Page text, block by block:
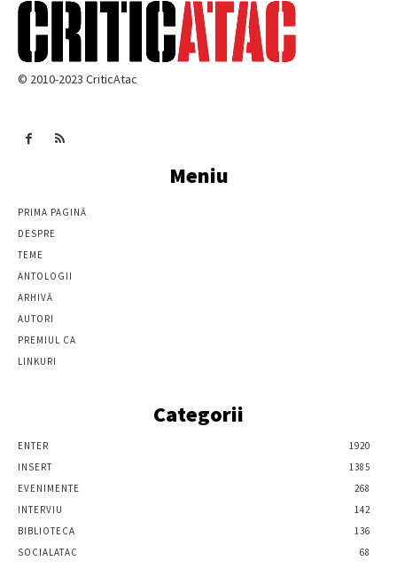
© 2010-2023 CriticAtac
Meniu
PRIMA PAGINĂ
DESPRE
TEME
ANTOLOGII
ARHIVĂ
AUTORI
PREMIUL CA
LINKURI
Categorii
ENTER
1920
INSERT
1385
EVENIMENTE
268
INTERVIU
142
BIBLIOTECA
136
SOCIALATAC
68